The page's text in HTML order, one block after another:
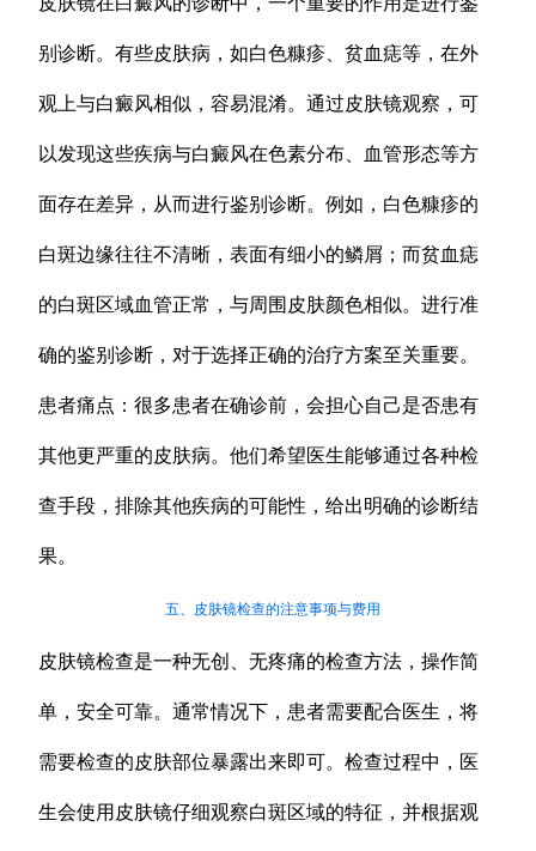
别诊断。有些皮肤病，如白色糠疹、贫血痣等，在外
观上与白癜风相似，容易混淆。通过皮肤镜观察，可
以发现这些疾病与白癜风在色素分布、血管形态等方
面存在差异，从而进行鉴别诊断。例如，白色糠疹的
白斑边缘往往不清晰，表面有细小的鳞屑；而贫血痣
的白斑区域血管正常，与周围皮肤颜色相似。进行准
确的鉴别诊断，对于选择正确的治疗方案至关重要。
患者痛点：很多患者在确诊前，会担心自己是否患有
其他更严重的皮肤病。他们希望医生能够通过各种检
查手段，排除其他疾病的可能性，给出明确的诊断结
果。
五、皮肤镜检查的注意事项与费用
皮肤镜检查是一种无创、无疼痛的检查方法，操作简
单，安全可靠。通常情况下，患者需要配合医生，将
需要检查的皮肤部位暴露出来即可。检查过程中，医
生会使用皮肤镜仔细观察白斑区域的特征，并根据观